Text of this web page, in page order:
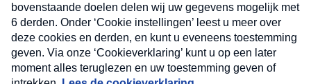
Nieuwsbrief
Neem hier een gratis abonnement op onze
nieuwsbrief. Elke vrijdag- en dinsdagochtend in uw